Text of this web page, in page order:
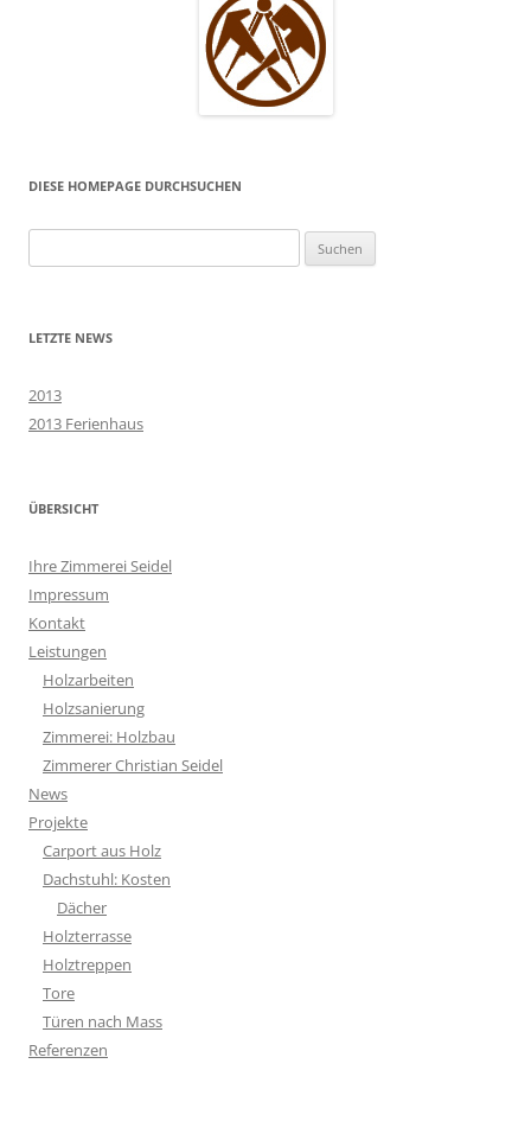
DIESE HOMEPAGE DURCHSUCHEN
nach:
LETZTE NEWS
2013
2013 Ferienhaus
ÜBERSICHT
Ihre Zimmerei Seidel
Impressum
Kontakt
Leistungen
Holzarbeiten
Holzsanierung
Zimmerei: Holzbau
Zimmerer Christian Seidel
News
Projekte
Carport aus Holz
Dachstuhl: Kosten
Dächer
Holzterrasse
Holztreppen
Tore
Türen nach Mass
Referenzen